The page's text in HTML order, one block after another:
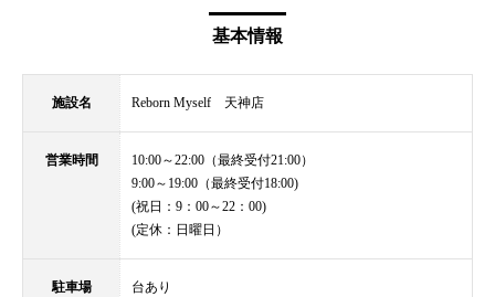
基本情報
施設名 Reborn Myself 天神店
営業時間
10:00～22:00（最終受付21:00）
9:00～19:00（最終受付18:00)
(祝日：9：00～22：00)
(定休：日曜日）
駐車場 台あり